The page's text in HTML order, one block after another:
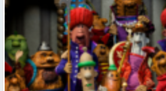
Valmieras muzejā notiks leļļu animācijas